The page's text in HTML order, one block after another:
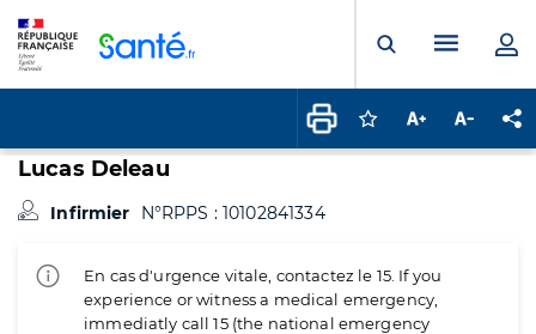
Ouvrir laMenu
Connectez-vous
Augmenter la
Lucas Deleau
Infirmier N°RPPS : 10102841334
En cas d'urgence vitale, contactez le 15. If you
experience or witness a medical emergency,
immediatly call 15 (the national emergency